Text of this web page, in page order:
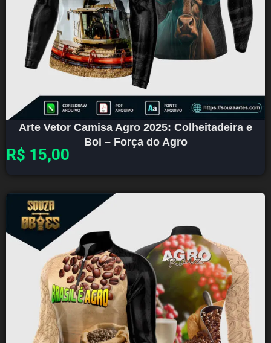
Arte Vetor Camisa Agro 2025: Colheitadeira e
Boi – Força do Agro
R$ 15,00